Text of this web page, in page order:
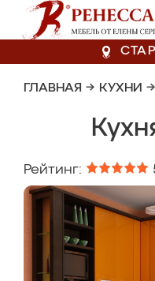
ГЛАВНАЯ → КУХНИ →
Рейтинг: